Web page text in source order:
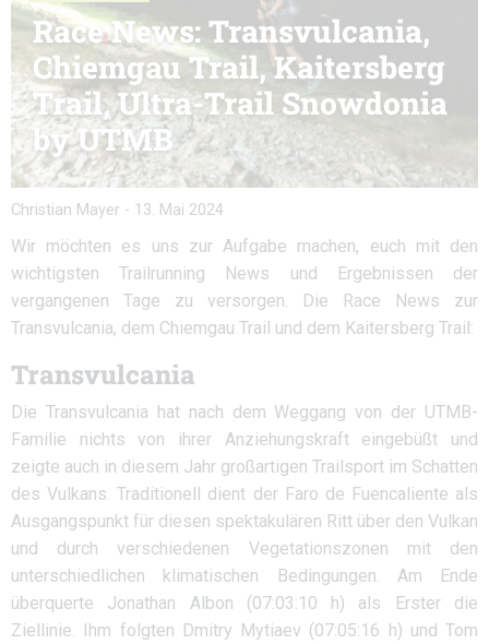
Race News: Transvulcania,
Chiemgau Trail, Kaitersberg
Trail, Ultra-Trail Snowdonia
by UTMB
Christian Mayer - 13. Mai 2024
Wir möchten es uns zur Aufgabe machen, euch mit den
wichtigsten Trailrunning News und Ergebnissen der
vergangenen Tage zu versorgen. Die Race News zur
Transvulcania, dem Chiemgau Trail und dem Kaitersberg Trail:
Transvulcania
Die Transvulcania hat nach dem Weggang von der UTMB-
Familie nichts von ihrer Anziehungskraft eingebüßt und
zeigte auch in diesem Jahr großartigen Trailsport im Schatten
des Vulkans. Traditionell dient der Faro de Fuencaliente als
Ausgangspunkt für diesen spektakulären Ritt über den Vulkan
und durch verschiedenen Vegetationszonen mit den
unterschiedlichen klimatischen Bedingungen. Am Ende
überquerte Jonathan Albon (07:03:10 h) als Erster die
Ziellinie. Ihm folgten Dmitry Mytiaev (07:05:16 h) und Tom